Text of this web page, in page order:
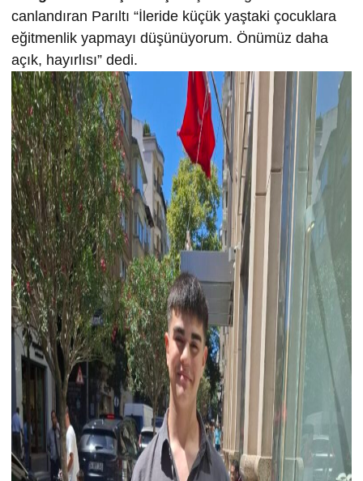
canlandıran Parıltı “İleride küçük yaştaki çocuklara
eğitmenlik yapmayı düşünüyorum. Önümüz daha
açık, hayırlısı” dedi.